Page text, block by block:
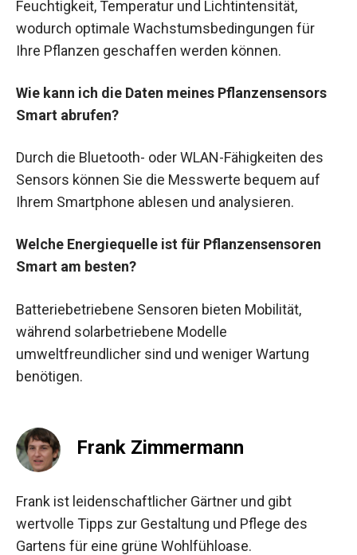
Feuchtigkeit, Temperatur und Lichtintensität,
wodurch optimale Wachstumsbedingungen für
Ihre Pflanzen geschaffen werden können.
Wie kann ich die Daten meines Pflanzensensors
Smart abrufen?
Durch die Bluetooth- oder WLAN-Fähigkeiten des
Sensors können Sie die Messwerte bequem auf
Ihrem Smartphone ablesen und analysieren.
Welche Energiequelle ist für Pflanzensensoren
Smart am besten?
Batteriebetriebene Sensoren bieten Mobilität,
während solarbetriebene Modelle
umweltfreundlicher sind und weniger Wartung
benötigen.
Frank Zimmermann
Frank ist leidenschaftlicher Gärtner und gibt
wertvolle Tipps zur Gestaltung und Pflege des
Gartens für eine grüne Wohlfühloase.